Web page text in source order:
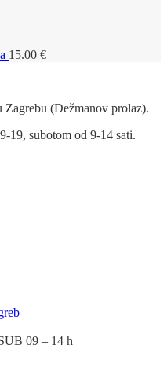
15.00 €
(Dežmanov prolaz).
19, subotom od 9-14 sati.
09 – 14 h